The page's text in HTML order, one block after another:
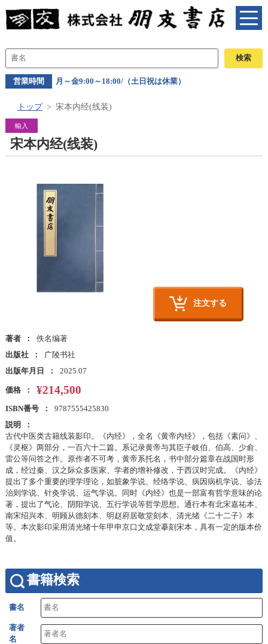
営業時間 月～金9:00～18:00/（土日祝は休業）
トップ 宋本内经(线装)
輸入
宋本内经(线装)
注文する
著者
佚名编著
出版社
广陵书社
出版年月日
2025.07
価格 ¥214,500
ISBN番号
9787555425830
説明
古代中医类古籍线装影印。《内经》，全名《黄帝内经》，包括《素问》、
《灵枢》两部分，一百六十二篇。系记录黄帝与其臣子岐伯、伯高、少俞、
雷公等问答之作。原作者不可考，黄帝系托名，书中部分篇章在战国时形
成，经过秦、汉之际众多医家、学者的增补修改，于西汉时完成。《内经》
提出了多个重要的理学理论，如脏象学说、经络学说、病因病机学说、诊法
治则学说、针灸学说、运气学说。同时《内经》也是一部富有哲学意味的论
著，提出了气论、阴阳学说、五行学说等哲学思想。通行本有北宋嘉祐本、
南宋绍兴本、明顾从德刻本、明赵府居敬堂刻本、清光绪《二十二子》本
等。本次影印采用清光绪十年甲申京口文成堂摹刻宋本，具有一定的版本价
值。
書籍検索
書名
著者
名